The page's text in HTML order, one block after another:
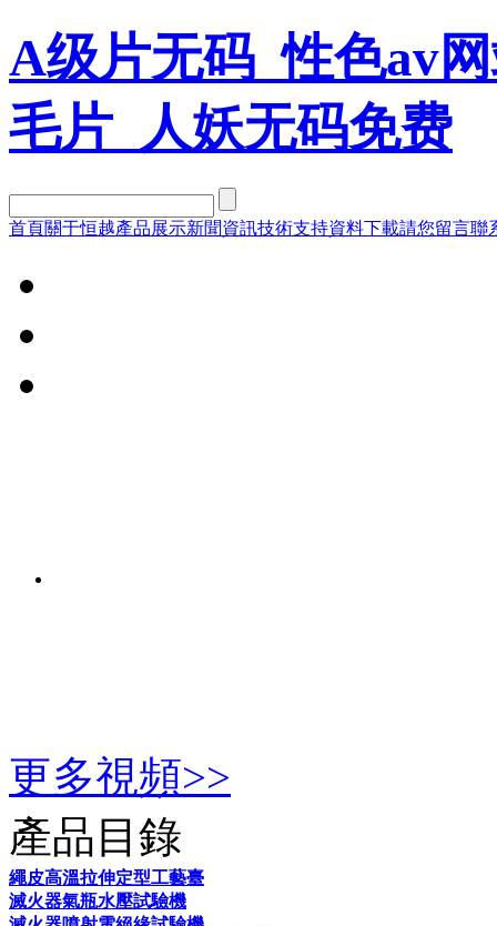
A级片无码_性色av
毛片_人妖无码免费
首頁關于恒越產品展示新聞資訊技術支持資料下載請您留言聯
更多視頻>>
產品目錄
繩皮高溫拉伸定型工藝臺
滅火器氣瓶水壓試驗機